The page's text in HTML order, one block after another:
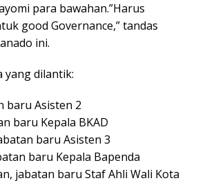
para bawahan.”Harus
good Governance,” tandas
ini.
yang dilantik:
baru Asisten 2
baru Kepala BKAD
baru Asisten 3
baru Kepala Bapenda
jabatan baru Staf Ahli Wali Kota